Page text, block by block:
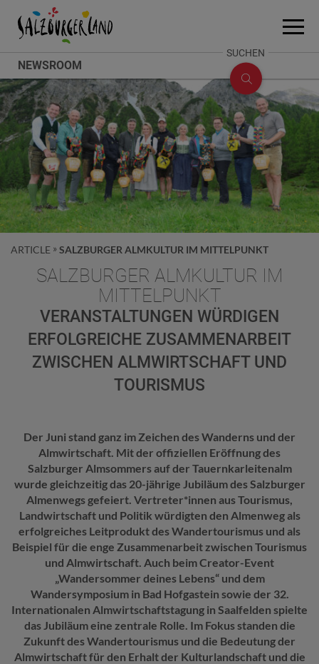
Zum InhaltAccesskey
[0]
Zum SeitenanfangAccesskey
[1]
Zum Fuß-BereichAccesskey
[2]
NEWSROOM
Menü
SUCHEN
SUCHE
ÖFFNEN
ARTICLE SALZBURGER ALMKULTUR IM MITTELPUNKT
SALZBURGER ALMKULTUR IM
MITTELPUNKT
VERANSTALTUNGEN WÜRDIGEN
ERFOLGREICHE ZUSAMMENARBEIT
ZWISCHEN ALMWIRTSCHAFT UND
TOURISMUS
Der Juni stand ganz im Zeichen des Wanderns und der
Almwirtschaft. Mit der offiziellen Eröffnung des
Salzburger Almsommers auf der Tauernkarleitenalm
wurde gleichzeitig das 20-jährige Jubiläum des Salzburger
Almenwegs gefeiert. Vertreter*innen aus Tourismus,
Landwirtschaft und Politik würdigten den Almenweg als
erfolgreiches Leitprodukt des Wandertourismus und als
Beispiel für die enge Zusammenarbeit zwischen Tourismus
und Almwirtschaft. Auch beim Creator-Event
„Wandersommer deines Lebens“ und dem
Wandersymposium in Bad Hofgastein sowie der 32.
Internationalen Almwirtschaftstagung in Saalfelden spielte
das Jubiläum eine zentrale Rolle. Im Fokus standen die
Zukunft des Wandertourismus und die Bedeutung der
Almwirtschaft für den Erhalt der Kulturlandschaft und die